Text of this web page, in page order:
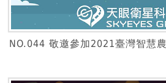
NO.044 敬邀參加2021臺灣智慧